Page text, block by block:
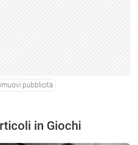
pubblicità
in Giochi